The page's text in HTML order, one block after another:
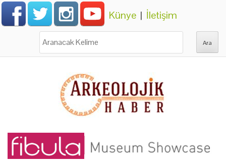
Künye | İletişim